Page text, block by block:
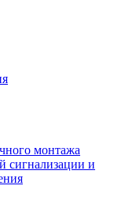
монтажа
сигнализации и